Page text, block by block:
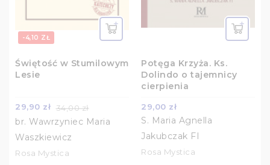
-4,10 ZŁ
Świętość w Stumilowym
Lesie
29,90 zł 34,00 zł
br. Wawrzyniec Maria
Waszkiewicz
Rosa Mystica
Potęga Krzyża. Ks.
Dolindo o tajemnicy
cierpienia
29,00 zł
S. Maria Agnella
Jakubczak FI
Rosa Mystica